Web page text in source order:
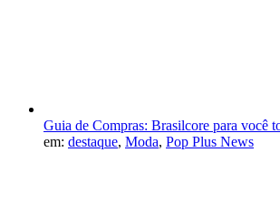
Guia de Compras: Brasilcore para você
em: destaque, Moda, Pop Plus News